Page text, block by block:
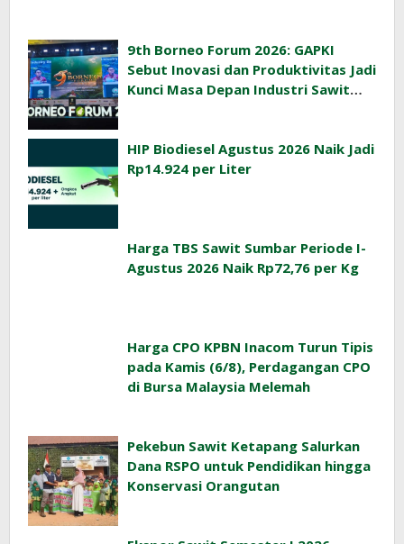
9th Borneo Forum 2026: GAPKI
Sebut Inovasi dan Produktivitas Jadi
Kunci Masa Depan Industri Sawit
HIP Biodiesel Agustus 2026 Naik Jadi
Rp14.924 per Liter
Harga TBS Sawit Sumbar Periode I-
Agustus 2026 Naik Rp72,76 per Kg
Harga CPO KPBN Inacom Turun Tipis
pada Kamis (6/8), Perdagangan CPO
di Bursa Malaysia Melemah
Pekebun Sawit Ketapang Salurkan
Dana RSPO untuk Pendidikan hingga
Konservasi Orangutan